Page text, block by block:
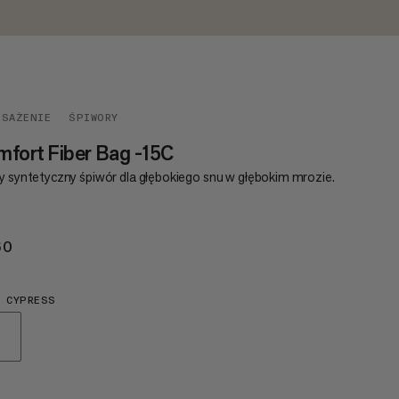
ŚPIWORY
Fiber Bag -15C
syntetyczny śpiwór dla głębokiego snu w głębokim mrozie.
CYPRESS